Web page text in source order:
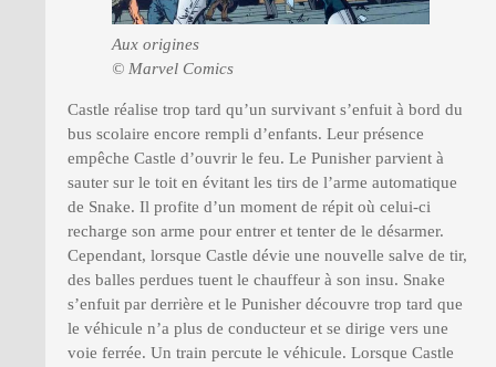
Aux origines
© Marvel Comics
Castle réalise trop tard qu’un survivant s’enfuit à bord du
bus scolaire encore rempli d’enfants. Leur présence
empêche Castle d’ouvrir le feu. Le Punisher parvient à
sauter sur le toit en évitant les tirs de l’arme automatique
de Snake. Il profite d’un moment de répit où celui-ci
recharge son arme pour entrer et tenter de le désarmer.
Cependant, lorsque Castle dévie une nouvelle salve de tir,
des balles perdues tuent le chauffeur à son insu. Snake
s’enfuit par derrière et le Punisher découvre trop tard que
le véhicule n’a plus de conducteur et se dirige vers une
voie ferrée. Un train percute le véhicule. Lorsque Castle